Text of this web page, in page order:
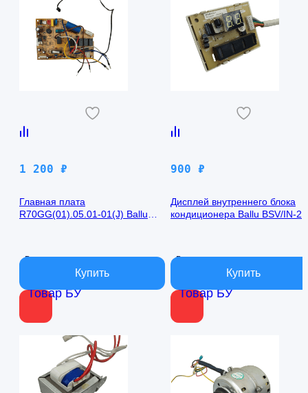
Товар БУ
1 200 ₽
Главная плата
R70GG(01).05.01-01(J) Ballu
В наличии
Товар БУ
900 ₽
Дисплей внутреннего блока
кондиционера Ballu BSV/IN-
В наличии